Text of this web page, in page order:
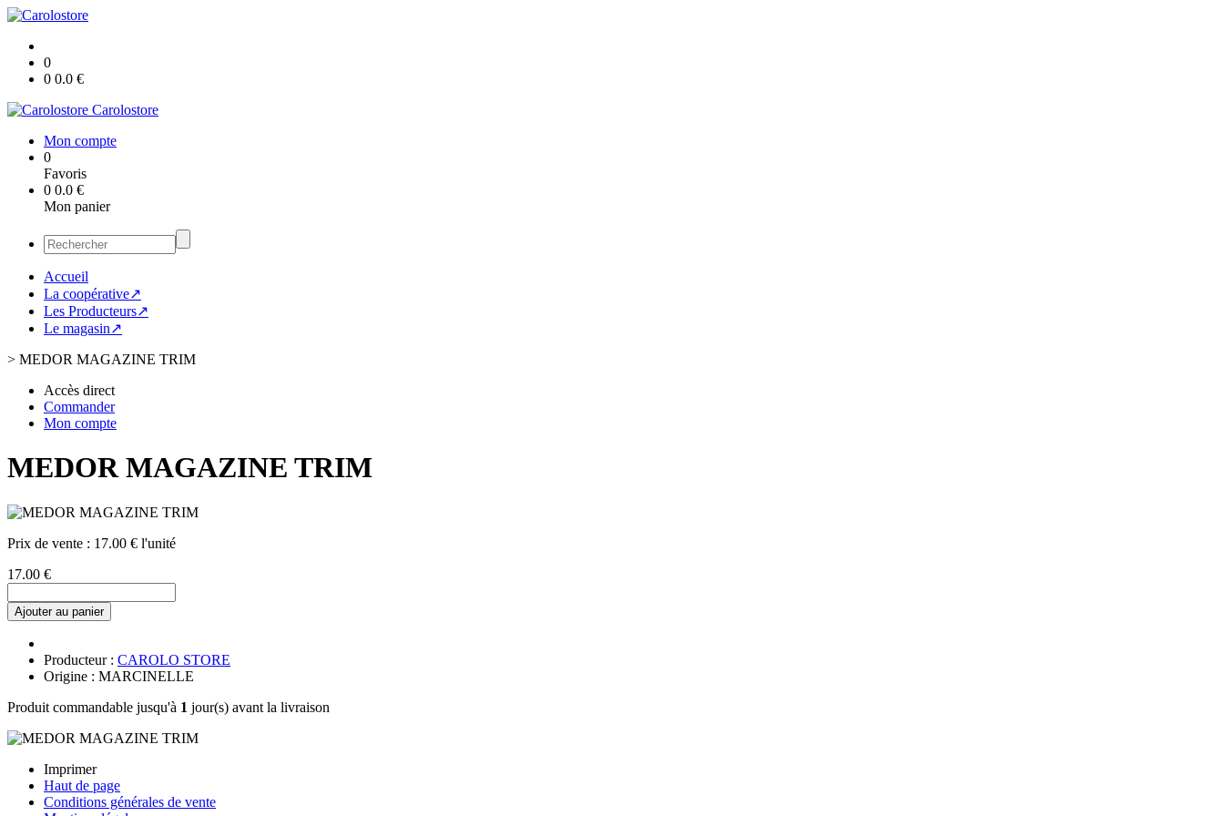
0
0 0.0 €
Carolostore
Mon compte
0
Favoris
0 0.0 €
Mon panier
Accueil
La coopérative↗
Les Producteurs↗
Le magasin↗
> MEDOR MAGAZINE TRIM
Accès direct
Commander
Mon compte
MEDOR MAGAZINE TRIM
Prix de vente : 17.00 € l'unité
17.00 €
Ajouter au panier
Producteur : CAROLO STORE
Origine : MARCINELLE
Produit commandable jusqu'à 1 jour(s) avant la livraison
Imprimer
Haut de page
Conditions générales de vente